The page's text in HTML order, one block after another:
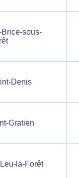
sous-
Denis
Gratien
la-Forêt